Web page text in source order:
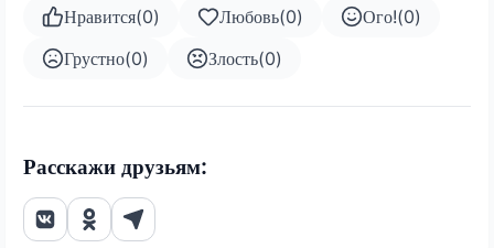
Нравится(0) Любовь(0) Ого!(0)
Грустно(0) Злость(0)
Расскажи друзьям: